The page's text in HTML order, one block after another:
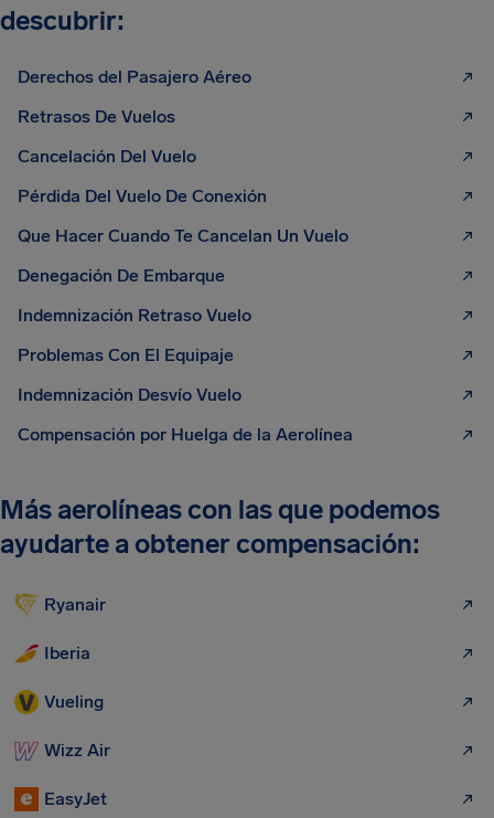
descubrir:
Derechos del Pasajero Aéreo
Retrasos De Vuelos
Cancelación Del Vuelo
Pérdida Del Vuelo De Conexión
Que Hacer Cuando Te Cancelan Un Vuelo
Denegación De Embarque
Indemnización Retraso Vuelo
Problemas Con El Equipaje
Indemnización Desvío Vuelo
Compensación por Huelga de la Aerolínea
Más aerolíneas con las que podemos
ayudarte a obtener compensación:
Ryanair
Iberia
Vueling
Wizz Air
EasyJet